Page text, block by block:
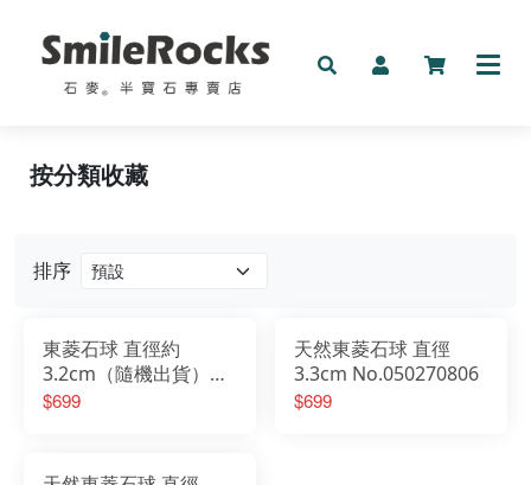
新品
手鍊
按分類收藏
其它
排序
東菱石球 直徑約
3.2cm（隨機出貨）
No.0502790802
$699
天然東菱石球 直徑
3.3cm No.050270806
$699
按分類收藏